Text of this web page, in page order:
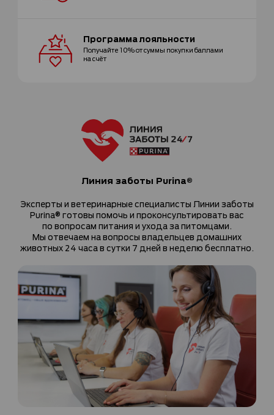
Программалояльности
Получайте 10% от суммы покупки баллами
на счёт
Линия заботы Purina®
Эксперты и ветеринарные специалисты Линии заботы
Purina® готовы помочь и проконсультировать вас
по вопросам питания и ухода за питомцами.
Мы отвечаем на вопросы владельцев домашних
животных 24 часа в сутки 7 дней в неделю бесплатно.